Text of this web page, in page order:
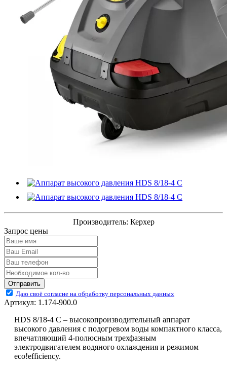
Производитель: Керхер
Запрос цены
Отправить
Даю своё согласие на обработку персональных данных
Артикул: 1.174-900.0
HDS 8/18-4 C – высокопроизводительный аппарат
высокого давления с подогревом воды компактного класса,
впечатляющий 4-полюсным трехфазным
электродвигателем водяного охлаждения и режимом
eco!efficiency.